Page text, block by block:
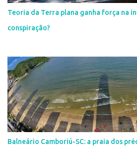
Teoria da Terra plana ganha força na
conspiração?
Balneário Camboriú-SC: a praia dos